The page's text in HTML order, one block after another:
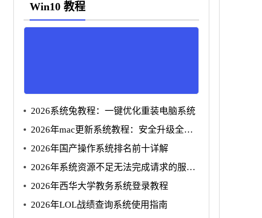
Win10 教程
2026系统兔教程：一键优化重装电脑系统
2026年国产操作系统排名前十详解
解决指南
2026年西华大学教务系统登录教程
2026年LOL战绩查询系统使用指南